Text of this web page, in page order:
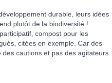
durable, leurs idées
plutôt de la biodiversité !
compost pour les
citées en exemple. Car des
cautions et pas des agitateurs